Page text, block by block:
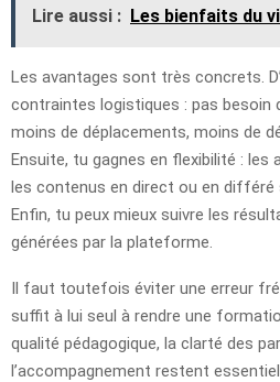
Lire aussi : Les bienfaits du
Les avantages sont très concrets.
contraintes logistiques : pas besoin
moins de déplacements, moins de
Ensuite, tu gagnes en flexibilité : les
les contenus en direct ou en différé
Enfin, tu peux mieux suivre les
générées par la plateforme.
Il faut toutefois éviter une erreur
suffit à lui seul à rendre une
qualité pédagogique, la clarté des
l’accompagnement restent